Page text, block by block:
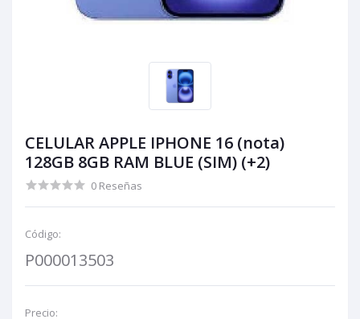
CELULAR APPLE IPHONE 16 (nota)
128GB 8GB RAM BLUE (SIM) (+2)
0 Reseñas
Código:
P000013503
Precio: